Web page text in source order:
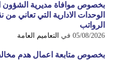
بخصوص موافاة مديرية الشؤون
الوحدات الادارية التي تعاني
الرواتب
05/08/2026 في التعاميم العامة
بخصوص متابعة اعمال هدم